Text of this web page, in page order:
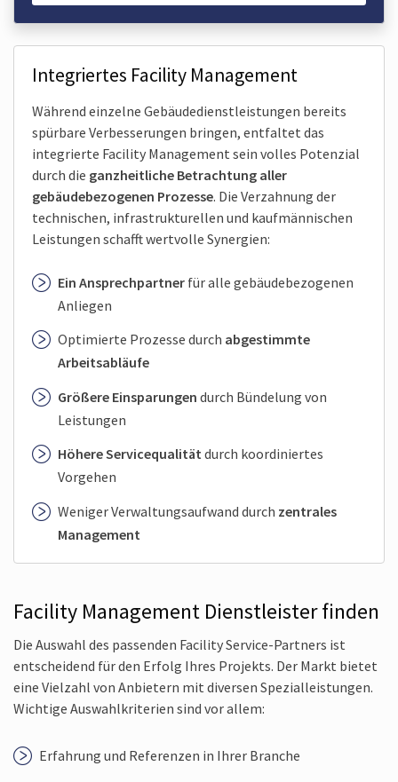
Integriertes Facility Management
Während einzelne Gebäudedienst­leistungen bereits
spürbare Verbesserungen bringen, entfaltet das
integrierte Facility Management sein volles Potenzial
durch die ganzheitliche Betrachtung aller
gebäudebezogenen Prozesse. Die Verzahnung der
technischen, infrastrukturellen und kaufmännischen
Leistungen schafft wertvolle Synergien:
Ein Ansprechpartnerfür alle gebäudebezogenen
Anliegen
Optimierte Prozesse durch abgestimmte
Arbeitsabläufe
Größere Einsparungen durch Bündelung von
Leistungen
Höhere Servicequalität durch koordiniertes
Vorgehen
Weniger Verwaltungsaufwand durch zentrales
Management
Facility Management Dienstleister finden
Die Auswahl des passenden Facility Service-Partners ist
entscheidend für den Erfolg Ihres Projekts. Der Markt bietet
eine Vielzahl von Anbietern mit diversen Spezialleistungen.
Wichtige Auswahlkriterien sind vor allem:
Erfahrung und Referenzen in Ihrer Branche